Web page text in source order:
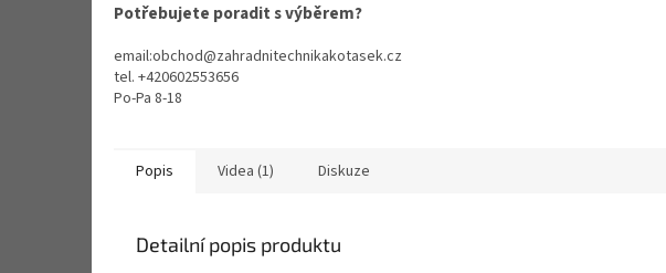
Potřebujete poradit s výběrem?
email:obchod@zahradnitechnikakotasek.cz
tel. +420602553656
Po-Pa 8-18
Popis Videa (1) Diskuze
Detailní popis produktu